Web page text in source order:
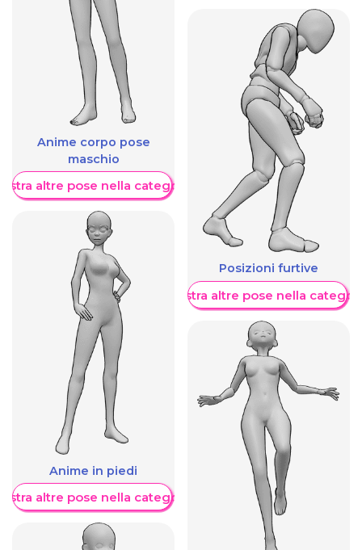
Anime corpo pose
maschio
altre pose nella categoria
Anime in piedi
altre pose nella categoria
Posizioni furtive
Mostra altre pose nella